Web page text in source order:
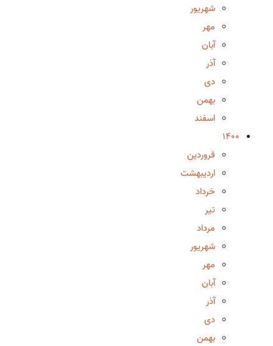
شهریور
مهر
آبان
آذر
دی
بهمن
اسفند
1400
فروردین
اردیبهشت
خرداد
تیر
مرداد
شهریور
مهر
آبان
آذر
دی
بهمن